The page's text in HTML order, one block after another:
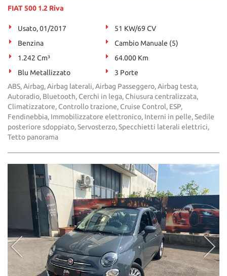
FIAT 500 1.2 Riva
Usato, 01/2017
51 KW/69 CV
Benzina
Cambio Manuale (5)
1.242 Cm³
64.000 Km
Blu Metallizzato
3 Porte
ABS, Airbag, Airbag laterali, Airbag Passeggero, Airbag testa,
Autoradio, Bluetooth, Cerchi in lega, Chiusura centralizzata,
Climatizzatore, Controllo trazione, Cruise Control, ESP,
Fendinebbia, Immobilizzatore elettronico, Interni in pelle, Sedile
posteriore sdoppiato, Servosterzo, Specchietti laterali elettrici,
Tetto panorama